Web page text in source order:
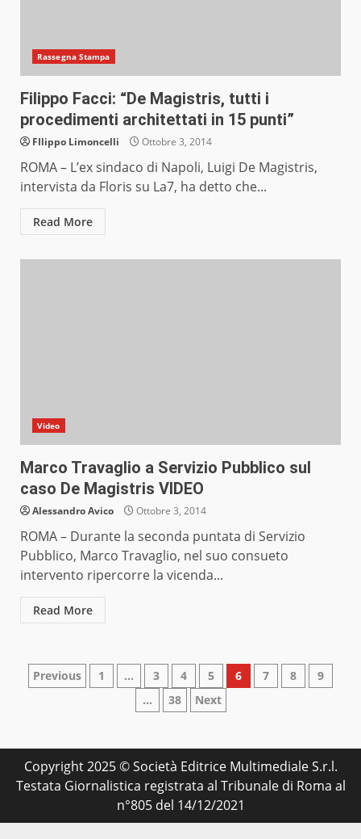
Rassegna Stampa
Filippo Facci: “De Magistris, tutti i
procedimenti architettati in 15 punti”
FIlippo Limoncelli Ottobre 3, 2014
ROMA – L’ex sindaco di Napoli, Luigi De Magistris,
intervista da Floris su La7, ha detto che...
Read More
Video
Marco Travaglio a Servizio Pubblico sul
caso De Magistris VIDEO
Alessandro Avico Ottobre 3, 2014
ROMA – Durante la seconda puntata di Servizio
Pubblico, Marco Travaglio, nel suo consueto
intervento ripercorre la vicenda...
Read More
Paginazione
articoli
Previous 1 … 3 4 5 6 7 8
9
…
38 Next
Copyright 2025 © Società Editrice Multimediale S.r.l.
Testata Giornalistica registrata al Tribunale di Roma al
n°805 del 14/12/2021